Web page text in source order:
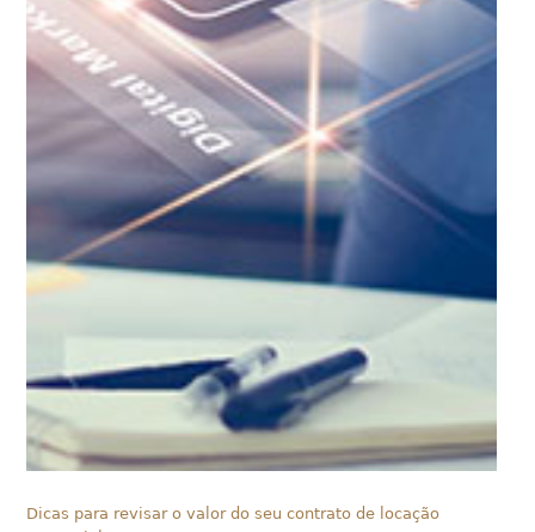
Dicas para revisar o valor do seu contrato de locação